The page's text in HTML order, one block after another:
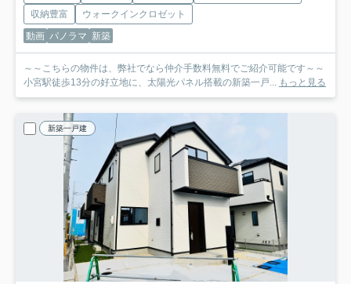
収納豊富
ウォークインクロゼット
動画 パノラマ 新築
～～こちらの物件は、弊社でなら仲介手数料無料でご紹介可能です～～
小宮駅徒歩13分の好立地に、太陽光パネル搭載の新築一戸... もっと見る
新築一戸建